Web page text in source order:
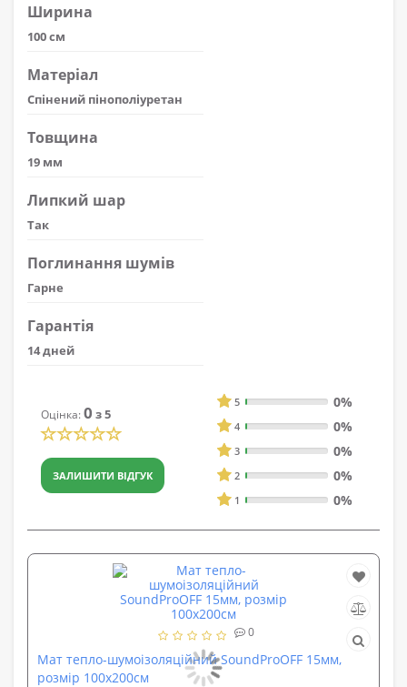
Ширина
100 см
Матеріал
Спінений пінополіуретан
Товщина
19 мм
Липкий шар
Так
Поглинання шумів
Гарне
Гарантія
14 дней
Оцінка:0 з 5
ЗАЛИШИТИ ВІДГУК
5 0%
4 0%
3 0%
2 0%
1 0%
0
Мат тепло-шумоізоляційний SoundProOFF 15мм,
розмір 100х200см